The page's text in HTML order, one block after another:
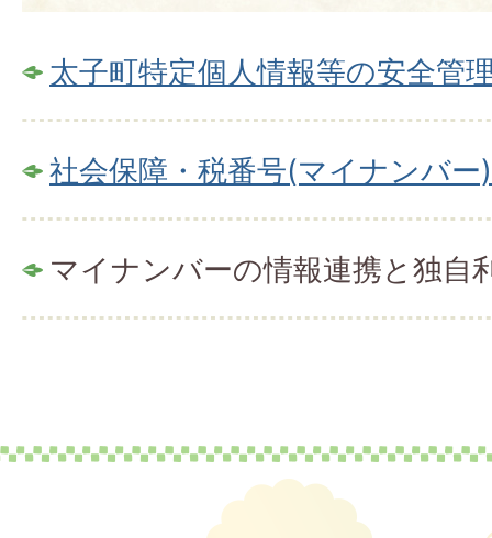
太子町特定個人情報等の安全管
社会保障・税番号(マイナンバー
マイナンバーの情報連携と独自